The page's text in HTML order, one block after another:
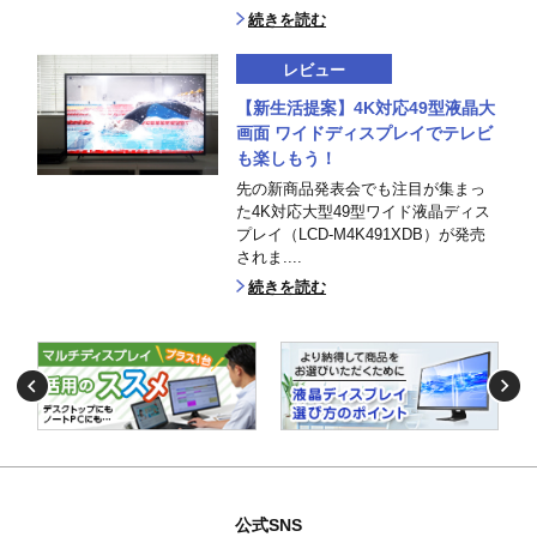
続きを読む
レビュー
【新生活提案】4K対応49型液晶大
画面 ワイドディスプレイでテレビ
も楽しもう！
先の新商品発表会でも注目が集まっ
た4K対応大型49型ワイド液晶ディス
プレイ（LCD-M4K491XDB）が発売
されま....
続きを読む
公式SNS